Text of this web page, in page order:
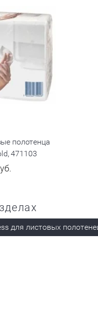
полотенца
471103
для листовых